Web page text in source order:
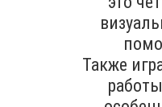
Также